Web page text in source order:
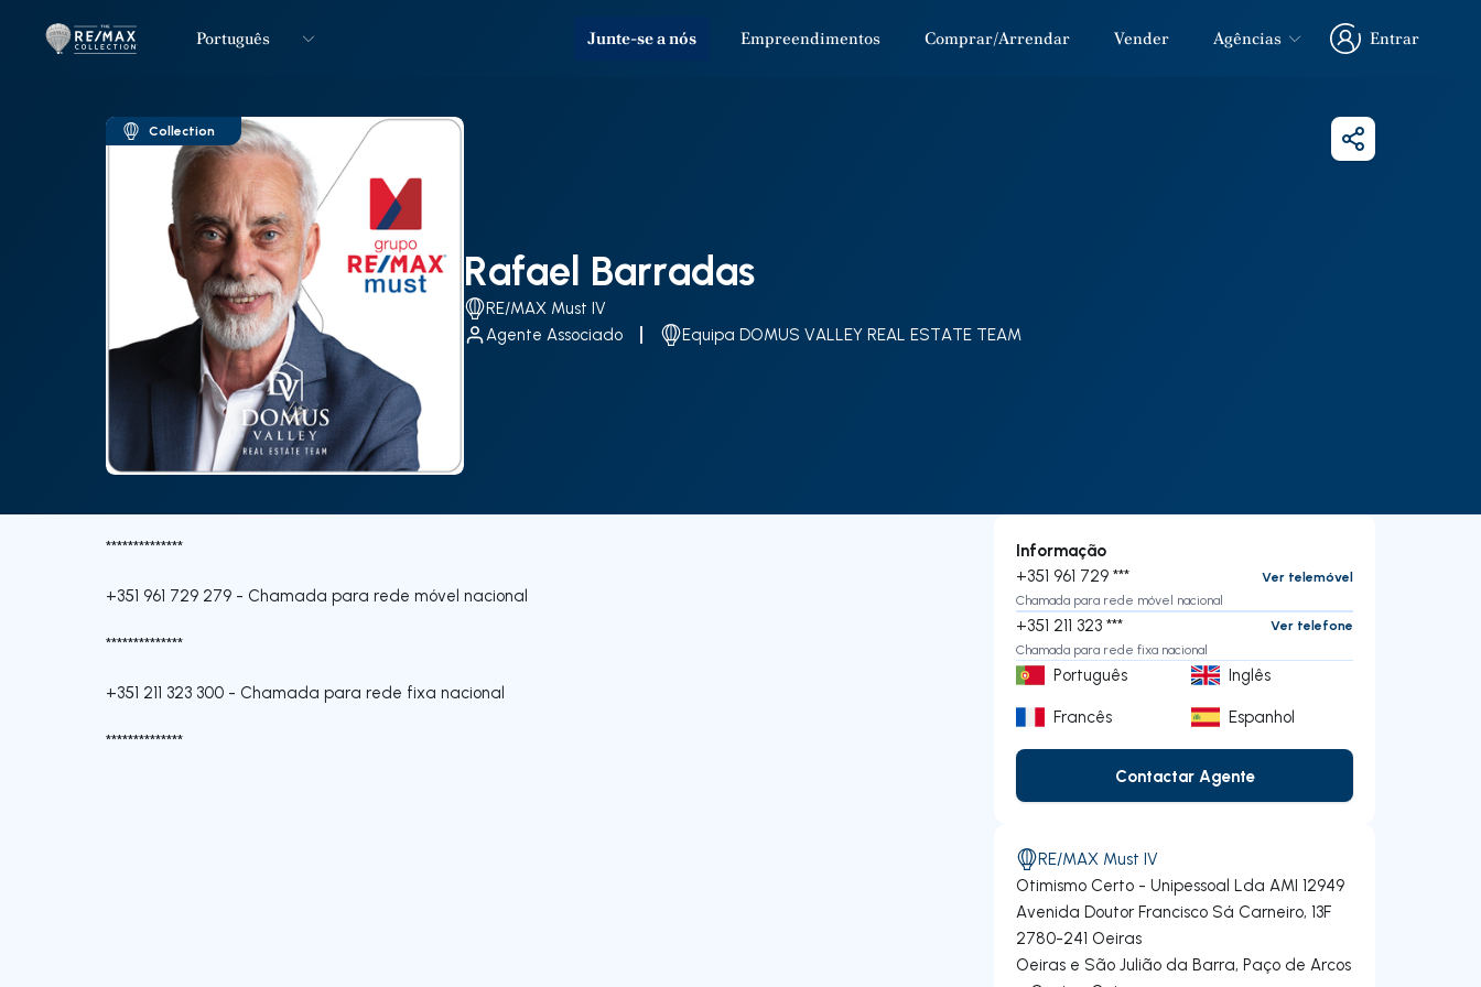
LogoIr para página inicial
Português Junte-se a nós Empreendimentos Comprar/Arrendar Vender Agências
Entrar
Entrar
Collection
Rafael Barradas
RE/MAX Must IV
Agente Associado
Equipa DOMUS VALLEY REAL ESTATE TEAM
Partilhar
**************
+351 961 729 279 - Chamada para rede móvel nacional
**************
+351 211 323 300 - Chamada para rede fixa nacional
**************
Informação
+351 961 729 ***
Ver telemóvel
Chamada para rede móvel nacional
+351 211 323 ***
Ver telefone
Chamada para rede fixa nacional
Português
Inglês
Francês
Espanhol
Contactar Agente
Contactar Agente
RE/MAX Must IV
Otimismo Certo - Unipessoal Lda AMI 12949
Avenida Doutor Francisco Sá Carneiro, 13F
2780-241 Oeiras
Oeiras e São Julião da Barra, Paço de Arcos